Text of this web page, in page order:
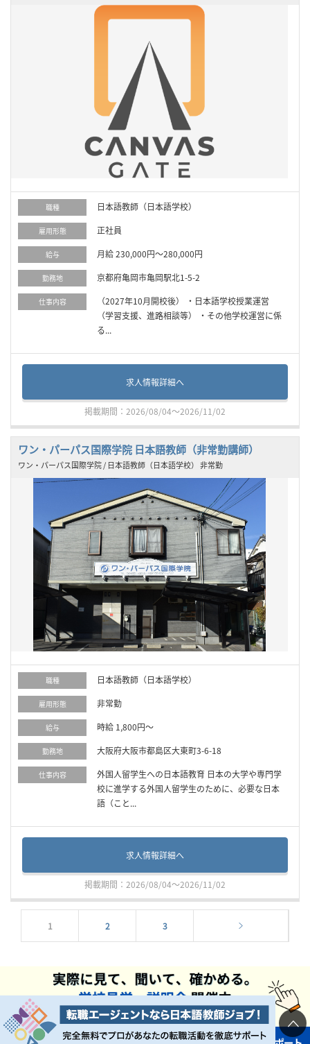
職種 日本語教師（日本語学校）
雇用形態 正社員
給与 月給 230,000円～280,000円
勤務地 京都府亀岡市亀岡駅北1-5-2
仕事内容
（2027年10月開校後） ・日本語学校授業運営
（学習支援、進路相談等） ・その他学校運営に係
る...
求人情報詳細へ
掲載期間：2026/08/04～2026/11/02
ワン・パーパス国際学院 日本語教師（非常勤講師）
ワン・パーパス国際学院 / 日本語教師（日本語学校） 非常勤
職種 日本語教師（日本語学校）
雇用形態 非常勤
給与 時給 1,800円～
勤務地 大阪府大阪市都島区大東町3-6-18
仕事内容
外国人留学生への日本語教育 日本の大学や専門学
校に進学する外国人留学生のために、必要な日本
語（こと...
求人情報詳細へ
掲載期間：2026/08/04～2026/11/02
1 2 3